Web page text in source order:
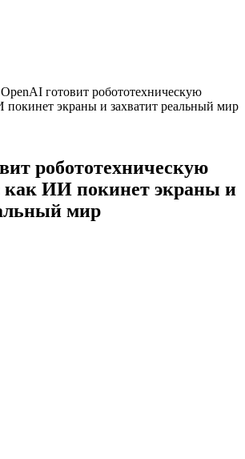
OpenAI готовит робототехническую
экраны и захватит реальный мир
робототехническую
ИИ покинет экраны и
мир